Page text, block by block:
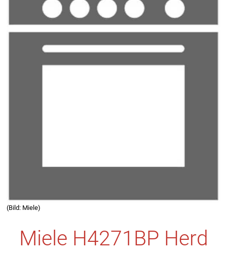
Sonderzeichen)
(Bild: Miele)
Miele H4271BP Herd